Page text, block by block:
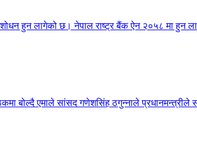
हुन लागेको छ। नेपाल राष्ट्र बैंक ऐन २०५८ मा हुन
बोल्दै एमाले सांसद गणेशसिंह ठगुन्नाले प्रधानमन्त्रीले